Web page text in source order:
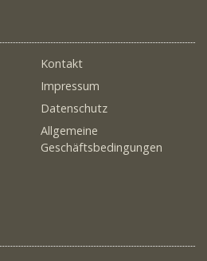
Kontakt
Impressum
Datenschutz
Allgemeine
Geschäftsbedingungen